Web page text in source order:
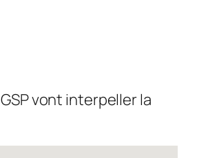
vont interpeller la